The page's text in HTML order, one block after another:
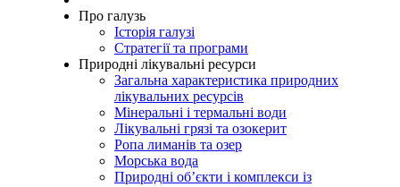
Про галузь
Історія галузі
Стратегії та програми
Природні лікувальні ресурси
Загальна характеристика природних
лікувальних ресурсів
Мінеральні і термальні води
Лікувальні грязі та озокерит
Ропа лиманів та озер
Морська вода
Природні об’єкти і комплекси із